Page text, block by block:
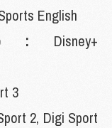
English
: Disney+
3
2, Digi Sport